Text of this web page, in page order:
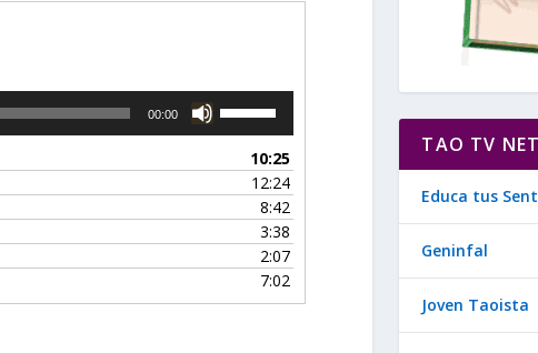
00:00
l
i
z
a
l
10:25
12:24
8:42
3:38
2:07
7:02
TAO TV
Educa tus
Geninfal
Joven Taoista